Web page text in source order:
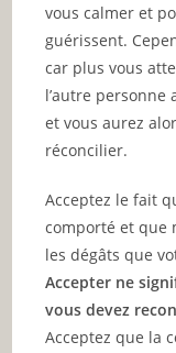
vous calmer et
guérissent.
car plus vous
l’autre personne
et vous aurez
réconcilier.
Acceptez le fait
comporté et que
les dégâts que
Accepter ne
vous devez
Acceptez que la